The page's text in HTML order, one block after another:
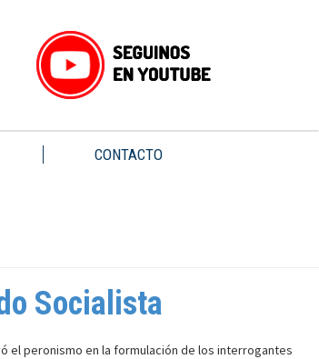
CONTACTO
Socialista
el peronismo en la formulación de los interrogantes